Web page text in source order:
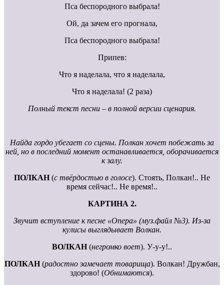
Пса беспородного выбрала!
Ой, да зачем его прогнала,
Пса беспородного выбрала!
Припев:
Что я наделала, что я наделала,
Что я наделала! (2 раза)
Полный текст песни – в полной версии сценария.
Найда гордо убегает со сцены. Полкан хочет побежать за
ней, но в последний момент останавливается, оборачивается
к залу.
ПОЛКАН(с твёрдостью в голосе). Стоять, Полкан!.. Не
время сейчас!.. Не время!..
КАРТИНА 2.
Звучит вступление к песне «Опера» (муз.файл №3). Из-за
кулисы выглядывает Волкан.
ВОЛКАН(негромко воет). У-у-у!..
ПОЛКАН(радостно замечает товарища). Волкан! Дружбан,
здорово! (Обнимаются).